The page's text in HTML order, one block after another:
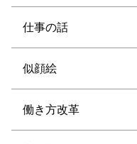
仕事の話
似顔絵
働き方改革